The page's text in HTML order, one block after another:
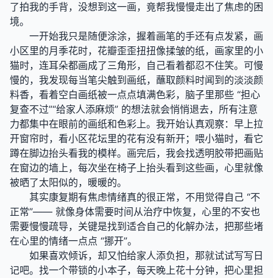
了拍我的手背，没想到这一画，竟帮我慢慢走出了焦虑的困
境。
一开始我只是随便涂涂，握着画笔的手还有点发紧，画
小区里的月季花时，花瓣歪歪扭扭像揉皱的纸，画家里的小
猫时，连耳朵都画成了三角形，自己看着都忍不住笑。可慢
慢的，我发现每当笔尖触到画纸，蘸取颜料时闻到的淡淡颜
料香，看着空白画纸被一点点填满色彩，脑子里那些 “担心
复查不过”“给家人添麻烦” 的想法就会悄悄退去，所有注意
力都集中在眼前的画纸和色彩上。我开始认真观察：早上拉
开窗帘时，看小区花坛里的花有没有新开；喂小猫时，看它
蹲在脚边抬头看我的模样。画完后，我会找透明胶带把画贴
在窗边的墙上，每次坐在椅子上抬头看到这些画，心里就像
被晒了太阳似的，暖暖的。
其实康复期有焦虑情绪真的很正常，不用觉得自己 “不
正常”—— 就像身体需要时间从治疗中恢复，心里的不安也
需要慢慢疏导，关键是找到适合自己的化解办法，把那些堵
在心里的情绪一点点 “挪开”。
如果喜欢倾诉，却又怕给家人添负担，那就试试写写日
记吧。找一个带锁的小本子，每天晚上花十分钟，把心里担